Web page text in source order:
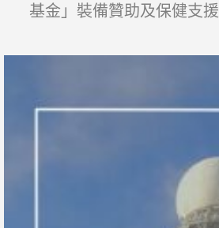
基金」裝備贊助及保健支援